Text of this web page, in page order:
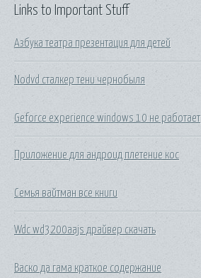
Links to Important Stuff
Азбука театра презентация для детей
Nodvd сталкер тени чернобыля
Geforce experience windows 10 не работает
Приложение для андроид плетение кос
Семья вайтман все книги
Wdc wd3200aajs драйвер скачать
Васко да гама краткое содержание